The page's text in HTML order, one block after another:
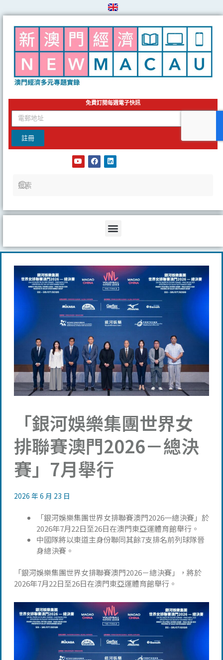
to
content
免費訂閱每週電子快訊
email
註冊
Y
o
F
a
L
i
Menu
「銀河娛樂集團世界女
排聯賽澳門2026－總決
賽」7月舉行
2026 年 6 月 23 日
「銀河娛樂集團世界女排聯賽澳門2026一總決賽」於
2026年7月22日至26日在澳門東亞運體育館舉行。
中國隊將以東道主身份聯同其餘7支排名前列球隊晉
身總決賽。
「銀河娛樂集團世界女排聯賽澳門2026－總決賽」，將於
2026年7月22日至26日在澳門東亞運體育館舉行。